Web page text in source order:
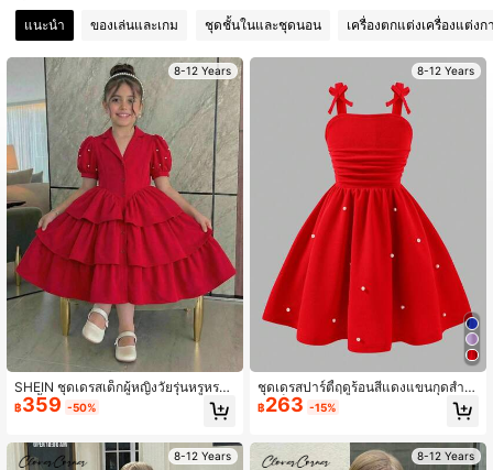
4.94 810K ผู้ติดตาม
4.94 810K ผู้ติดตาม
4.94 810K ผู้ติดตาม
4.94 810K ผู้ติดตาม
4.94 810K ผู้ติดตาม
810K ผู้ติดตาม
แนะนำ ของเล่นและเกม ชุดชั้นในและชุดนอน เครื่องตกแต่งเครื่องแต่งก
8-12 Years
SHEIN ชุดเดรสเด็กผู้หญิงวัยรุ่นหรูหรา
ปกเสื้อ แขนกลีบดอกไม้ ชายระบาย
฿359 -50%
8-12 Years
8-12 Years
ชุดเดรสปาร์ตี้ฤดูร้อนสีแดงแขนกุดสำห
รับเด็กผู้หญิงไซส์ใหญ่,ตกแต่งโบว์ 3D,จั
บจีบเอว,กระโปรงยาวปานกลาง,ประดับ
฿263 -15%
8-12 Years